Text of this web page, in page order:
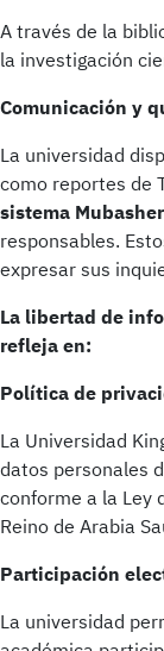
A través de la
la investigación
Comunicación y
La universidad
como reportes de
sistema Mubasher
responsables.
expresar sus
La libertad de
refleja en:
Política de
La Universidad
datos personales
conforme a la Ley
Reino de Arabia
Participación
La universidad